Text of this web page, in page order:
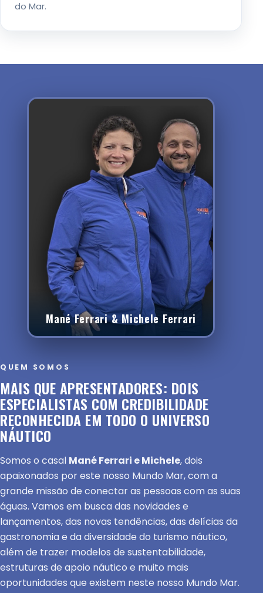
do Mar.
Mané Ferrari & Michele Ferrari
QUEM SOMOS
MAIS QUE APRESENTADORES: DOIS
ESPECIALISTAS COM CREDIBILIDADE
RECONHECIDA EM TODO O UNIVERSO
NÁUTICO
Somos o casal Mané Ferrari e Michele, dois
apaixonados por este nosso Mundo Mar, com a
grande missão de conectar as pessoas com as suas
águas. Vamos em busca das novidades e
lançamentos, das novas tendências, das delícias da
gastronomia e da diversidade do turismo náutico,
além de trazer modelos de sustentabilidade,
estruturas de apoio náutico e muito mais
oportunidades que existem neste nosso Mundo Mar.